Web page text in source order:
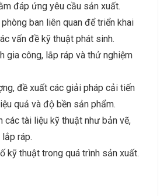
đáp ứng yêu cầu sản xuất.
ban liên quan để triển khai
vấn đề kỹ thuật phát sinh.
gia công, lắp ráp và thử nghiệm
đề xuất các giải pháp cải tiến
quả và độ bền sản phẩm.
các tài liệu kỹ thuật như bản vẽ,
ráp.
kỹ thuật trong quá trình sản xuất.